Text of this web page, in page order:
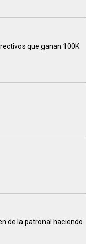
que ganan 100K
de la patronal haciendo